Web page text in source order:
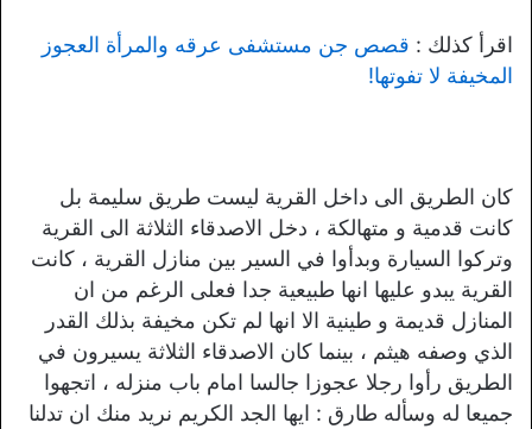
اقرأ كذلك : قصص جن مستشفى عرقه والمرأة العجوز
المخيفة لا تفوتها!
كان الطريق الى داخل القرية ليست طريق سليمة بل
كانت قدمية و متهالكة ، دخل الاصدقاء الثلاثة الى القرية
وتركوا السيارة وبدأوا في السير بين منازل القرية ، كانت
القرية يبدو عليها انها طبيعية جدا فعلى الرغم من ان
المنازل قديمة و طينية الا انها لم تكن مخيفة بذلك القدر
الذي وصفه هيثم ، بينما كان الاصدقاء الثلاثة يسيرون في
الطريق رأوا رجلا عجوزا جالسا امام باب منزله ، اتجهوا
جميعا له وسأله طارق : ايها الجد الكريم نريد منك ان تدلنا